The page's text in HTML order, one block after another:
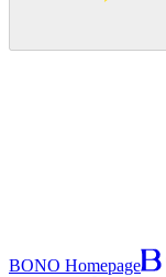
BONO Homepage